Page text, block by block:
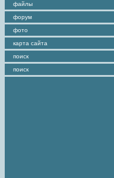
файлы
форум
фото
карта сайта
поиск
поиск